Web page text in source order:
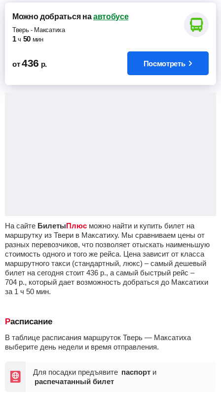
Можно добратьсяна автобусе
Тверь- Максатиха
1 ч 50 мин
от 436 р. Посмотреть
На сайте БилетыПлюс можно найти и купить билет на
маршрутку из Твери в Максатиху. Мы сравниваем цены от
разных перевозчиков, что позволяет отыскать наименьшую
стоимость одного и того же рейса. Цена зависит от класса
маршрутного такси (стандартный, люкс) – самый дешевый
билет на сегодня стоит 436 р., а самый быстрый рейс –
704 р., который дает возможность добраться до Максатихи
за 1 ч 50 мин.
Расписание
В таблице расписания маршруток Тверь — Максатиха
выберите день недели и время отправления.
Для посадки предъявите паспорт и
распечатанный билет